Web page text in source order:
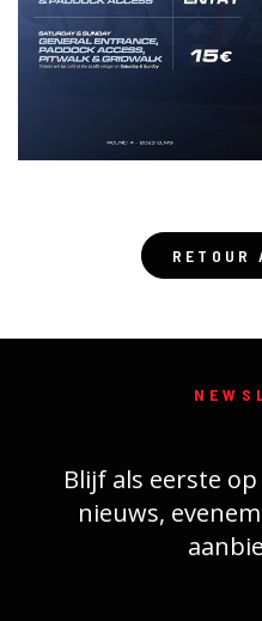
RETOUR
Blijf als eerste
nieuws,